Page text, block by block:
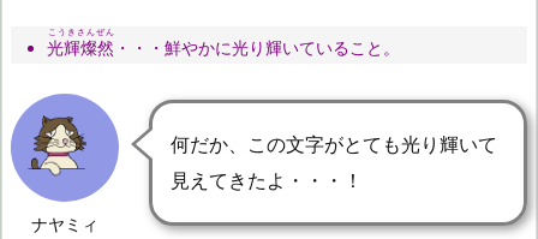
光輝燦然
こうきさんぜん
・・・鮮やかに光り輝いていること。
ナヤミィ
何だか、この文字がとても光り輝いて
見えてきたよ・・・！